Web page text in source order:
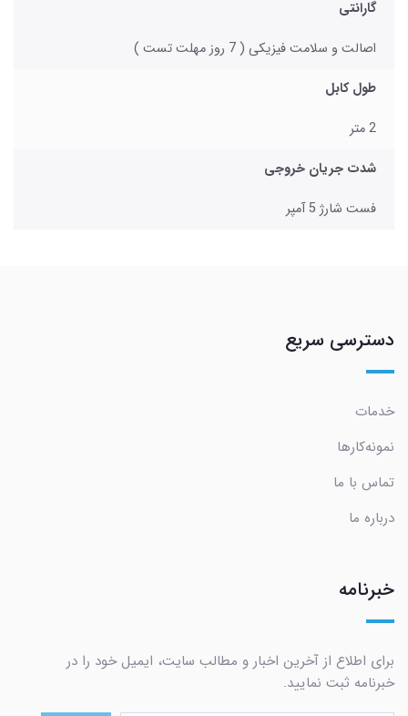
گارانتی
اصالت و سلامت فیزیکی ( 7 روز مهلت تست )
طول کابل
2 متر
شدت جریان خروجی
فست شارژ 5 آمپر
دسترسی سریع
خدمات
نمونه‌کارها
تماس با ما
درباره ما
خبرنامه
برای اطلاع از آخرین اخبار و مطالب سایت، ایمیل خود را در
خبرنامه ثبت نمایید.